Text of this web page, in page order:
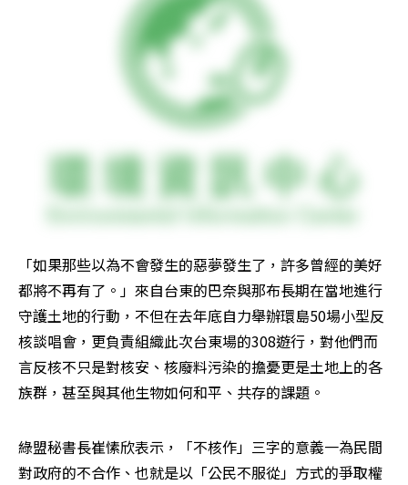
「如果那些以為不會發生的惡夢發生了，許多曾經的美好
都將不再有了。」來自台東的巴奈與那布長期在當地進行
守護土地的行動，不但在去年底自力舉辦環島50場小型反
核談唱會，更負責組織此次台東場的308遊行，對他們而
言反核不只是對核安、核廢料污染的擔憂更是土地上的各
族群，甚至與其他生物如何和平、共存的課題。
綠盟秘書長崔愫欣表示，「不核作」三字的意義一為民間
對政府的不合作、也就是以「公民不服從」方式的爭取權